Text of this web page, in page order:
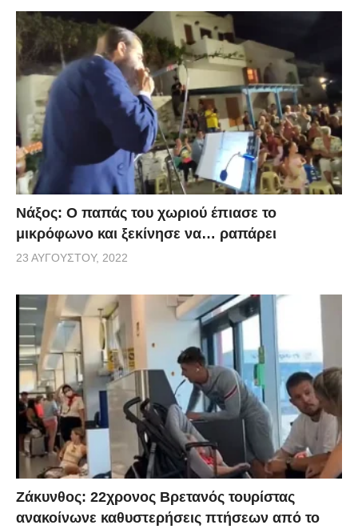
Νάξος: Ο παπάς του χωριού έπιασε το
μικρόφωνο και ξεκίνησε να… ραπάρει
23 ΑΥΓΟΎΣΤΟΥ, 2022
Ζάκυνθος: 22χρονος Βρετανός τουρίστας
ανακοίνωνε καθυστερήσεις πτήσεων από το